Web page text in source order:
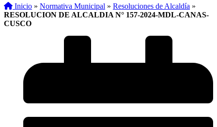
Inicio » Normativa Municipal » Resoluciones de Alcaldía »
RESOLUCION DE ALCALDIA N° 157-2024-MDL-CANAS-
CUSCO